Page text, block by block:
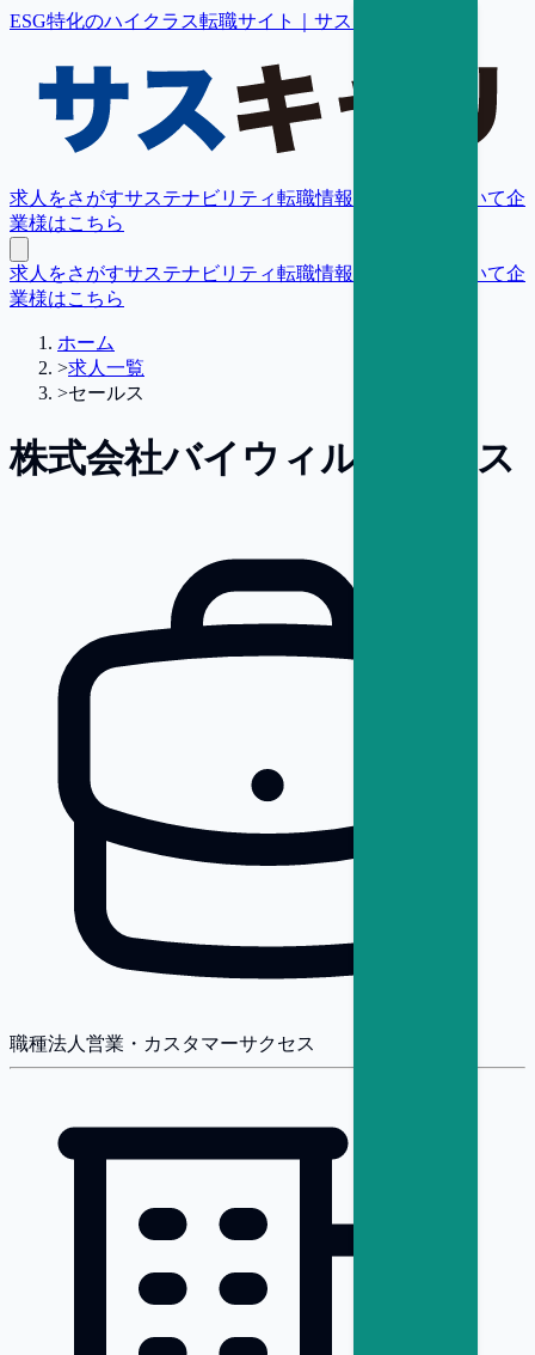
ESG特化のハイクラス転職サイト｜サスキャリ
求人をさがすサステナビリティ転職情報 転職支援について企
業様はこちら
求人をさがすサステナビリティ転職情報 転職支援について企
業様はこちら
ホーム
>求人一覧
>セールス
株式会社バイウィル セールス
職種法人営業・カスタマーサクセス